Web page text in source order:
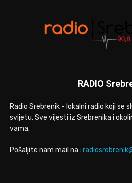
RADIO
Radio Srebrenik - lokalni radio koji se
svijetu. Sve vijesti iz Srebrenika i
vama.
Pošaljite nam mail na :